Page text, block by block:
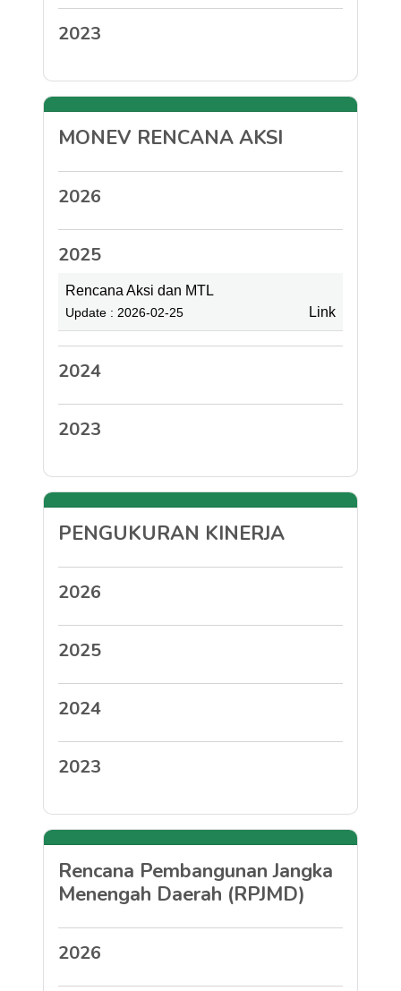
2023
MONEV RENCANA AKSI
2026
2025
Rencana Aksi dan MTL
Update : 2026-02-25 Link
2024
2023
PENGUKURAN KINERJA
2026
2025
2024
2023
Rencana Pembangunan Jangka
Menengah Daerah (RPJMD)
2026